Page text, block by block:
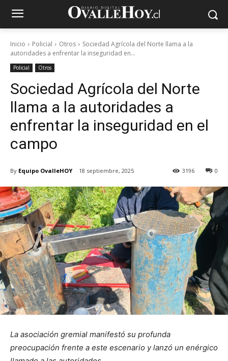
Inicio Policial Otros
Sociedad Agrícola del Norte llama a la
autoridades a enfrentar la inseguridad en...
Policial Otros
Sociedad Agrícola del Norte
llama a la autoridades a
enfrentar la inseguridad en el
campo
By Equipo OvalleHOY 18 septiembre, 2025 0
3196
La asociación gremial manifestó su profunda
preocupación frente a este escenario y lanzó un enérgico